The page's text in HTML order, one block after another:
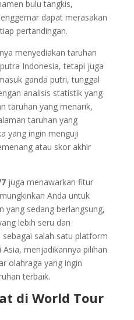
bulu tangkis,
dapat merasakan
pertandingan.
menyediakan taruhan
Indonesia, tetapi juga
ganda putri, tunggal
analisis statistik yang
taruhan yang menarik,
taruhan yang
yang ingin menguji
atau skor akhir
juga menawarkan fitur
Anda untuk
yang sedang berlangsung,
lebih seru dan
salah satu platform
menjadikannya pilihan
olahraga yang ingin
terbaik.
di World Tour